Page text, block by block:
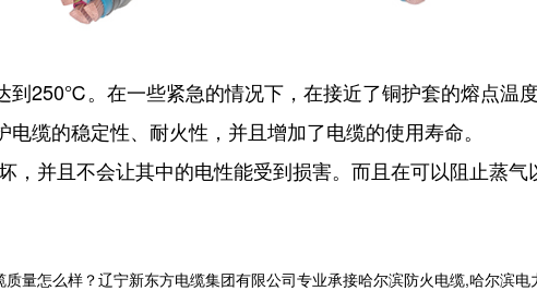
。在一些紧急的情况下，在接近了铜护套的熔点温度
的稳定性、耐火性，并且增加了电缆的使用寿命。
并且不会让其中的电性能受到损害。而且在可以阻止蒸气
量怎么样？辽宁新东方电缆集团有限公司专业承接哈尔滨防火电缆,哈尔滨